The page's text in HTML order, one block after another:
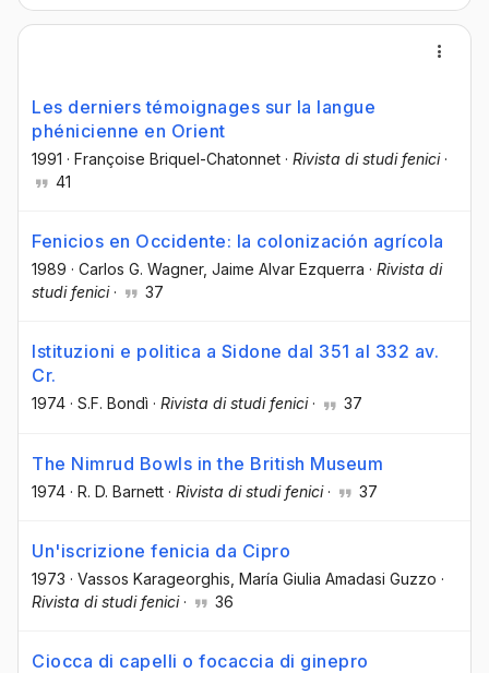
Les derniers témoignages sur la langue
phénicienne en Orient
1991 · Françoise Briquel-Chatonnet · Rivista di studi fenici·
41
Fenicios en Occidente: la colonización agrícola
1989 · Carlos G. Wagner, Jaime Alvar Ezquerra · Rivista di
studi fenici· 37
Istituzioni e politica a Sidone dal 351 al 332 av.
Cr.
1974 · S.F. Bondì · Rivista di studi fenici· 37
The Nimrud Bowls in the British Museum
1974 · R. D. Barnett · Rivista di studi fenici· 37
Un'iscrizione fenicia da Cipro
1973 · Vassos Karageorghis , María Giulia Amadasi Guzzo ·
Rivista di studi fenici· 36
Ciocca di capelli o focaccia di ginepro